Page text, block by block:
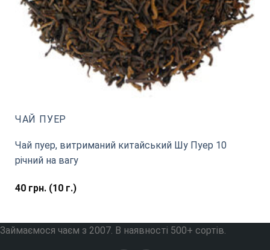
ЧАЙ ПУЕР
Чай пуер, витриманий китайський Шу Пуер 10
річний на вагу
40грн.(10 г.)
Займаємося чаєм з 2007. В наявності 500+ сортів.